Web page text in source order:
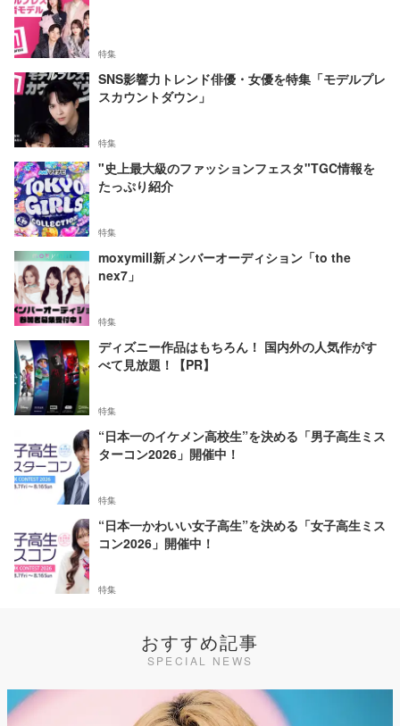
特集
SNS影響力トレンド俳優・女優を特集「モデルプレ
スカウントダウン」
特集
"史上最大級のファッションフェスタ"TGC情報を
たっぷり紹介
特集
moxymill新メンバーオーディション「to the
nex7」
特集
ディズニー作品はもちろん！ 国内外の人気作がす
べて見放題！【PR】
特集
“日本一のイケメン高校生”を決める「男子高生ミス
ターコン2026」開催中！
特集
“日本一かわいい女子高生”を決める「女子高生ミス
コン2026」開催中！
特集
おすすめ記事
SPECIAL NEWS